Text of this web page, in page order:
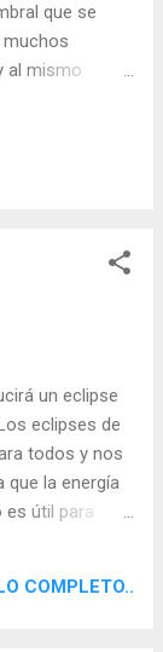
que se
al mismo
ver la carta
levantada
un eclipse
eclipses de
todos y nos
que la energía
es útil para
COMPLETO..